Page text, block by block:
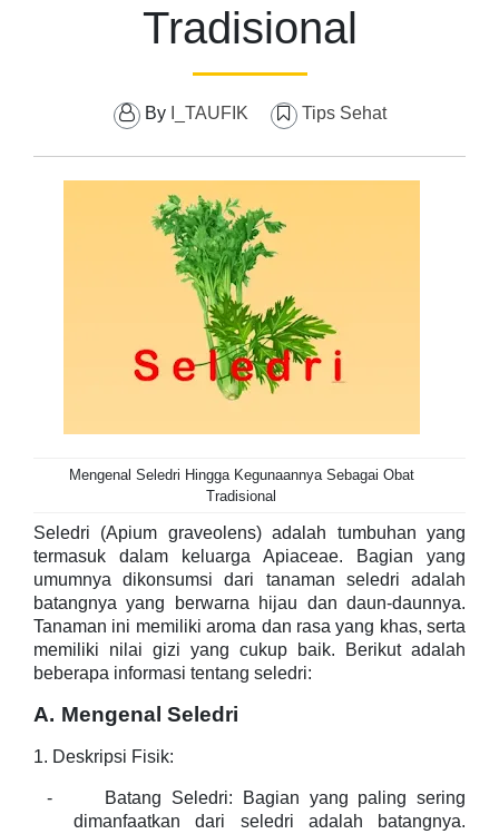
Tradisional
By I_TAUFIK Tips Sehat
Mengenal Seledri Hingga Kegunaannya Sebagai Obat
Tradisional
Seledri (Apium graveolens) adalah tumbuhan yang
termasuk dalam keluarga Apiaceae. Bagian yang
umumnya dikonsumsi dari tanaman seledri adalah
batangnya yang berwarna hijau dan daun-daunnya.
Tanaman ini memiliki aroma dan rasa yang khas, serta
memiliki nilai gizi yang cukup baik. Berikut adalah
beberapa informasi tentang seledri:
A. Mengenal Seledri
1. Deskripsi Fisik:
-
Batang Seledri: Bagian yang paling sering
dimanfaatkan dari seledri adalah batangnya.